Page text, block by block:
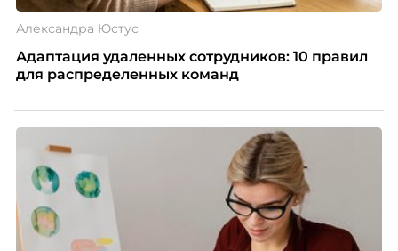
Александра Юстус
Адаптация удаленных сотрудников: 10 правил
для распределенных команд